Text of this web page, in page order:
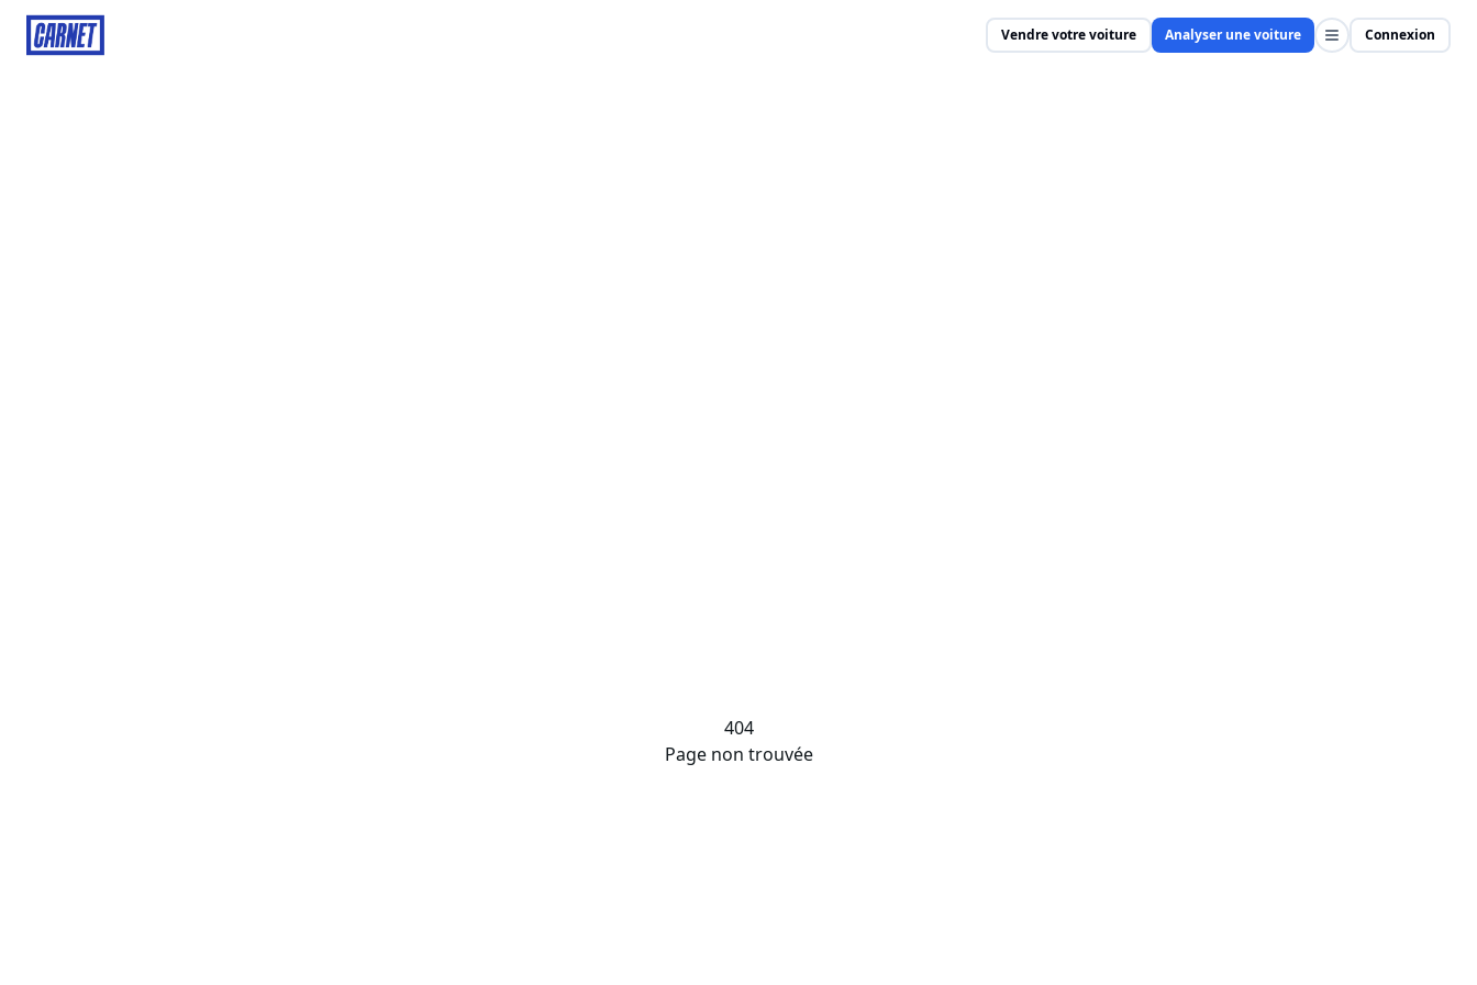
Vendre votre voiture Analyser une voiture Connexion
404
Page non trouvée